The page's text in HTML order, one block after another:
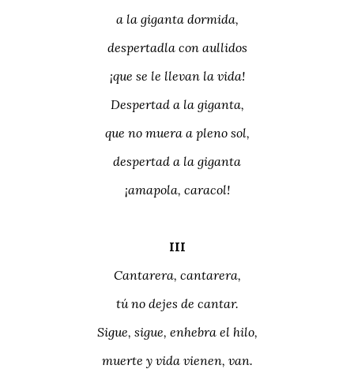
a la giganta dormida,
despertadla con aullidos
¡que se le llevan la vida!
Despertad a la giganta,
que no muera a pleno sol,
despertad a la giganta
¡amapola, caracol!
III
Cantarera, cantarera,
tú no dejes de cantar.
Sigue, sigue, enhebra el hilo,
muerte y vida vienen, van.